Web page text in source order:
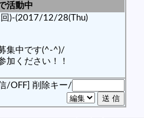
活動中
)-(2017/12/28(Thu)
集中です(^-^)/
加ください！！
/OFF] 削除キー/